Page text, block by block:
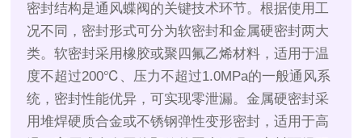
密封结构是通风蝶阀的关键技术环节。根据使用工
况不同，密封形式可分为软密封和金属硬密封两大
类。软密封采用橡胶或聚四氟乙烯材料，适用于温
度不超过200℃、压力不超过1.0MPa的一般通风系
统，密封性能优异，可实现零泄漏。金属硬密封采
用堆焊硬质合金或不锈钢弹性变形密封，适用于高